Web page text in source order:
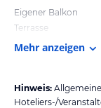
Eigener Balkon
Terrasse
Mehr anzeigen
Hinweis:
Hoteliers-/